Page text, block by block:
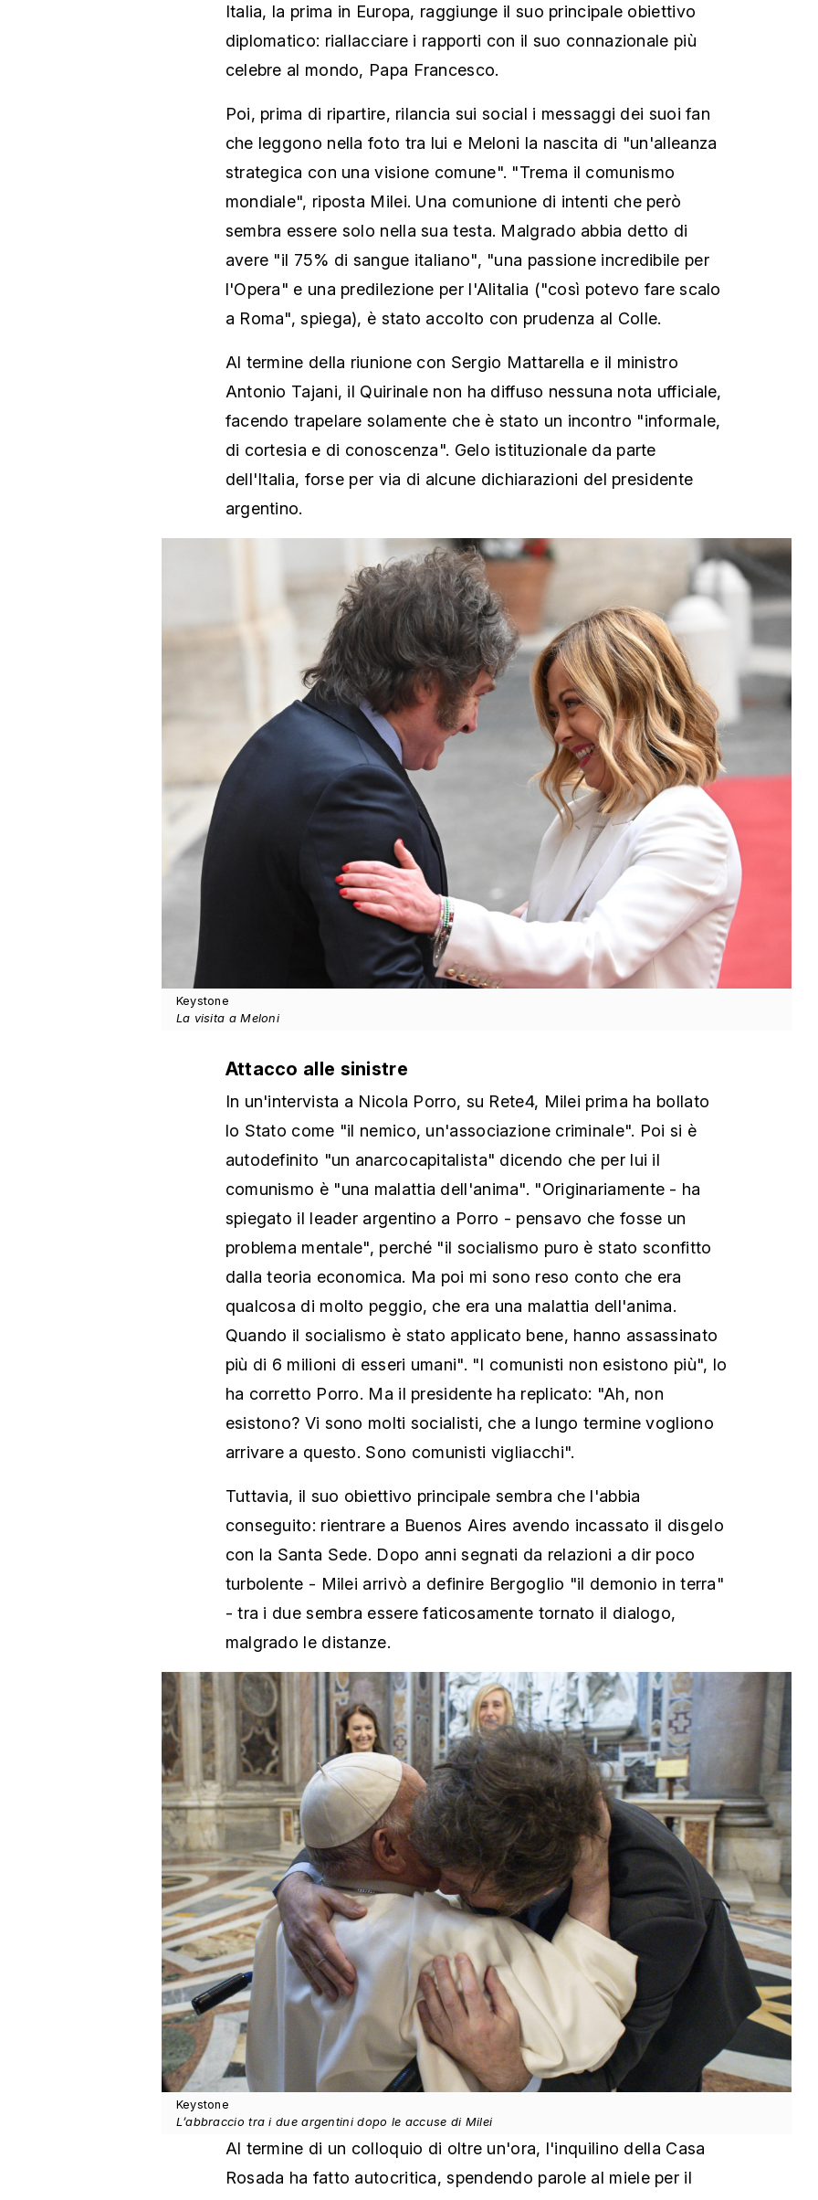
Italia, la prima in Europa, raggiunge il suo principale obiettivo
diplomatico: riallacciare i rapporti con il suo connazionale più
celebre al mondo, Papa Francesco.
Poi, prima di ripartire, rilancia sui social i messaggi dei suoi fan
che leggono nella foto tra lui e Meloni la nascita di "un'alleanza
strategica con una visione comune". "Trema il comunismo
mondiale", riposta Milei. Una comunione di intenti che però
sembra essere solo nella sua testa. Malgrado abbia detto di
avere "il 75% di sangue italiano", "una passione incredibile per
l'Opera" e una predilezione per l'Alitalia ("così potevo fare scalo
a Roma", spiega), è stato accolto con prudenza al Colle.
Al termine della riunione con Sergio Mattarella e il ministro
Antonio Tajani, il Quirinale non ha diffuso nessuna nota ufficiale,
facendo trapelare solamente che è stato un incontro "informale,
di cortesia e di conoscenza". Gelo istituzionale da parte
dell'Italia, forse per via di alcune dichiarazioni del presidente
argentino.
Keystone
La visita a Meloni
Attacco alle sinistre
In un'intervista a Nicola Porro, su Rete4, Milei prima ha bollato
lo Stato come "il nemico, un'associazione criminale". Poi si è
autodefinito "un anarcocapitalista" dicendo che per lui il
comunismo è "una malattia dell'anima". "Originariamente - ha
spiegato il leader argentino a Porro - pensavo che fosse un
problema mentale", perché "il socialismo puro è stato sconfitto
dalla teoria economica. Ma poi mi sono reso conto che era
qualcosa di molto peggio, che era una malattia dell'anima.
Quando il socialismo è stato applicato bene, hanno assassinato
più di 6 milioni di esseri umani". "I comunisti non esistono più", lo
ha corretto Porro. Ma il presidente ha replicato: "Ah, non
esistono? Vi sono molti socialisti, che a lungo termine vogliono
arrivare a questo. Sono comunisti vigliacchi".
Tuttavia, il suo obiettivo principale sembra che l'abbia
conseguito: rientrare a Buenos Aires avendo incassato il disgelo
con la Santa Sede. Dopo anni segnati da relazioni a dir poco
turbolente - Milei arrivò a definire Bergoglio "il demonio in terra"
- tra i due sembra essere faticosamente tornato il dialogo,
malgrado le distanze.
Keystone
L’abbraccio tra i due argentini dopo le accuse di Milei
Al termine di un colloquio di oltre un'ora, l'inquilino della Casa
Rosada ha fatto autocritica, spendendo parole al miele per il